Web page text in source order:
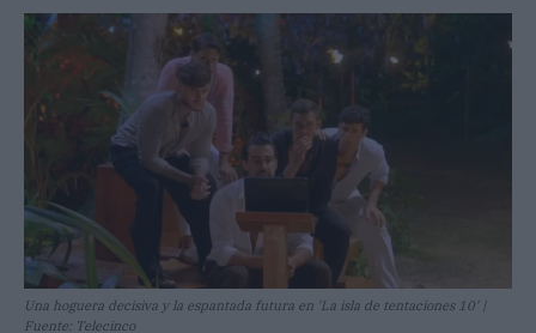
Una hoguera decisiva y la espantada futura en 'La isla de tentaciones 10' |
Fuente: Telecinco